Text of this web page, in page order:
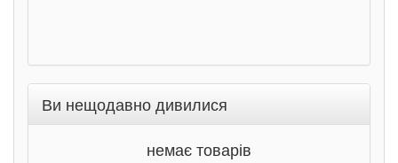
Ви нещодавно дивилися
немає товарів